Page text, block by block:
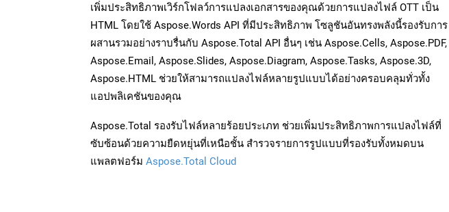
เพิ่มประสิทธิภาพเวิร์กโฟลว์การแปลงเอกสารของคุณด้วยการแปลงไฟล์ OTT เป็น
HTML โดยใช้ Aspose.Words API ที่มีประสิทธิภาพ โซลูชันอันทรงพลังนี้รองรับการ
ผสานรวมอย่างราบรื่นกับ Aspose.Total API อื่นๆ เช่น Aspose.Cells, Aspose.PDF,
Aspose.Email, Aspose.Slides, Aspose.Diagram, Aspose.Tasks, Aspose.3D,
Aspose.HTML ช่วยให้สามารถแปลงไฟล์หลายรูปแบบได้อย่างครอบคลุมทั่วทั้ง
แอปพลิเคชันของคุณ
Aspose.Total รองรับไฟล์หลายร้อยประเภท ช่วยเพิ่มประสิทธิภาพการแปลงไฟล์ที่
ซับซ้อนด้วยความยืดหยุ่นที่เหนือชั้น สำรวจรายการรูปแบบที่รองรับทั้งหมดบน
แพลตฟอร์ม Aspose.Total Cloud